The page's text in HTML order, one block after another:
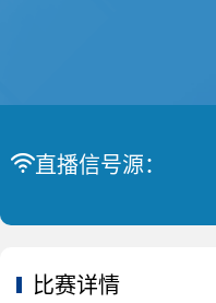
直播信号源：
比赛详情